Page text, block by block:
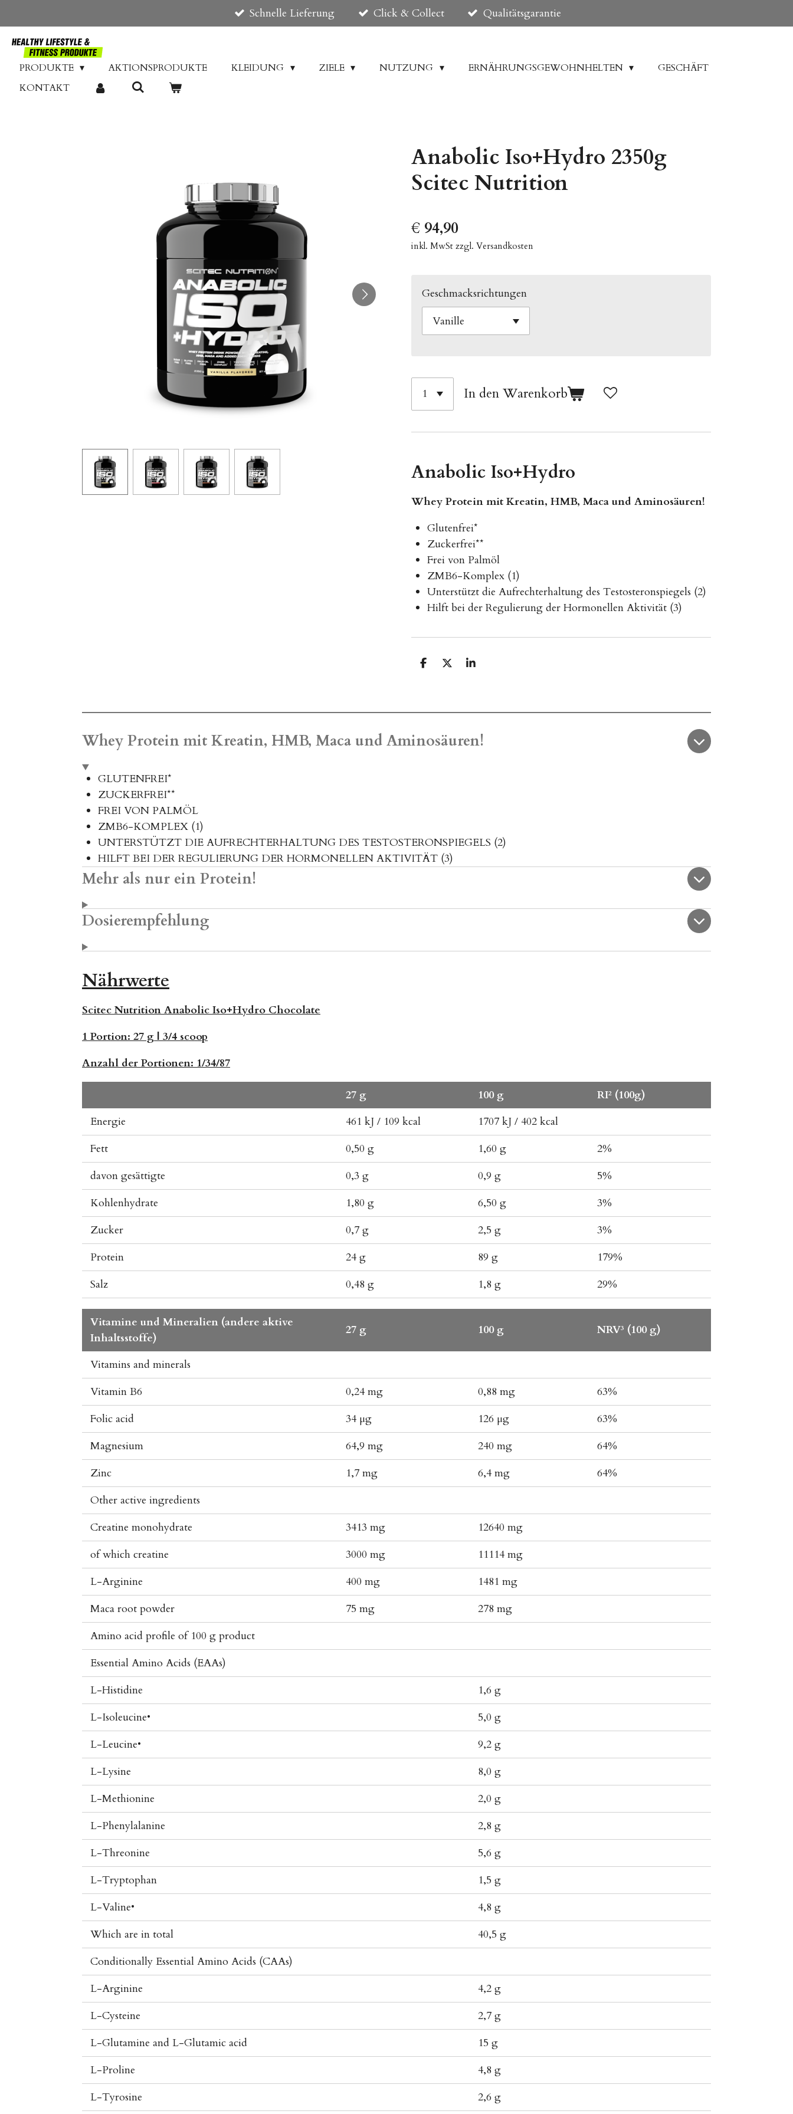
Hauptinhalt
springen
Schnelle Lieferung Click & Collect Qualitätsgarantie
PRODUKTE AKTIONSPRODUKTE KLEIDUNG ZIELE NUTZUNG ERNÄHRUNGSGEWOHNHELTEN
GESCHÄFT
KONTAKT
Anabolic Iso+Hydro 2350g
Scitec Nutrition
€ 94,90
inkl. MwSt zzgl. Versandkosten
Geschmacksrichtungen
In den Warenkorb
Anabolic Iso+Hydro
Whey Protein mit Kreatin, HMB, Maca und Aminosäuren!
Glutenfrei*
Zuckerfrei**
Frei von Palmöl
ZMB6-Komplex (1)
Unterstützt die Aufrechterhaltung des Testosteronspiegels (2)
Hilft bei der Regulierung der Hormonellen Aktivität (3)
T
e
T
e
T
e
Whey Protein mit Kreatin, HMB, Maca und Aminosäuren!
GLUTENFREI*
ZUCKERFREI**
FREI VON PALMÖL
ZMB6-KOMPLEX (1)
UNTERSTÜTZT DIE AUFRECHTERHALTUNG DES TESTOSTERONSPIEGELS (2)
HILFT BEI DER REGULIERUNG DER HORMONELLEN AKTIVITÄT (3)
Mehr als nur ein Protein!
Dosierempfehlung
Nährwerte
Scitec Nutrition Anabolic Iso+Hydro Chocolate
1 Portion: 27 g | 3/4 scoop
Anzahl der Portionen:1/34/87
27 g 100 g
RI² (100g)
Energie
461 kJ / 109 kcal
1707 kJ / 402 kcal
Fett
0,50 g 1,60 g
2%
davon gesättigte
0,3 g 0,9 g
5%
Kohlenhydrate
1,80 g 6,50 g
3%
Zucker
0,7 g 2,5 g
3%
Protein
24 g 89 g
179%
Salz
0,48 g 1,8 g 29%
Vitamine und Mineralien (andere aktive
Inhaltsstoffe)
27 g 100 g NRV³ (100 g)
Vitamins and minerals
Vitamin B6
0,24 mg 0,88 mg
63%
Folic acid
34 µg 126 µg
63%
Magnesium
64,9 mg 240 mg
64%
Zinc
1,7 mg 6,4 mg
64%
Other active ingredients
Creatine monohydrate
3413 mg
12640 mg
of which creatine
3000 mg
11114 mg
L-Arginine
400 mg
1481 mg
Maca root powder
75 mg
278 mg
Amino acid profile of 100 g product
Essential Amino Acids (EAAs)
L-Histidine
1,6 g
L-Isoleucine•
5,0 g
L-Leucine•
9,2 g
L-Lysine
8,0 g
L-Methionine
2,0 g
L-Phenylalanine
2,8 g
L-Threonine
5,6 g
L-Tryptophan
1,5 g
L-Valine•
4,8 g
Which are in total
40,5 g
Conditionally Essential Amino Acids (CAAs)
L-Arginine
4,2 g
L-Cysteine
2,7 g
L-Glutamine and L-Glutamic acid
15 g
L-Proline
4,8 g
L-Tyrosine
2,6 g